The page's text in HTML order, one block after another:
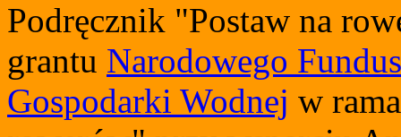
Podręcznik "Postaw na
grantu Narodowego
Gospodarki Wodnej w